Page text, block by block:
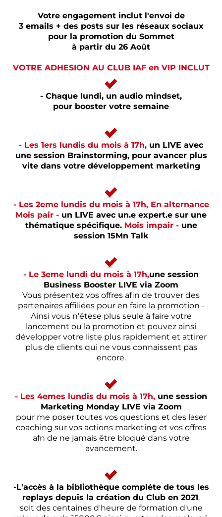
Votre engagement inclut l'envoi de
3 emails + des posts sur les réseaux sociaux
pour la promotion du Sommet
à partir du 26 Août
VOTRE ADHESION AU CLUB IAF en VIP INCLUT
- Chaque lundi, un audio mindset,
pour booster votre semaine
- Les 1ers lundis du mois à 17h, un LIVE avec
une session Brainstorming, pour avancer plus
vite dans votre développement marketing
- Les 2eme lundis du mois à 17h, En alternance
Mois pair - un LIVE avec un.e expert.e sur une
thématique spécifique. Mois impair - une
session 15Mn Talk
- Le 3eme lundi du mois à 17h,une session
Business Booster LIVE via Zoom
Vous présentez vos offres afin de trouver des
partenaires affiliées pour en faire la promotion -
Ainsi vous n'êtese plus seule à faire votre
lancement ou la promotion et pouvez ainsi
développer votre liste plus rapidement et attirer
plus de clients qui ne vous connaissent pas
encore.
- Les 4emes lundis du mois à 17h, une session
Marketing Monday LIVE via Zoom
pour me poser toutes vos questions et des laser
coaching sur vos actions marketing et vos offres
afn de ne jamais être bloqué dans votre
avancement.
-L'accès à la bibliothèque compléte de tous les
replays depuis la création du Club en 2021,
soit des centaines d'heure de formation d'une